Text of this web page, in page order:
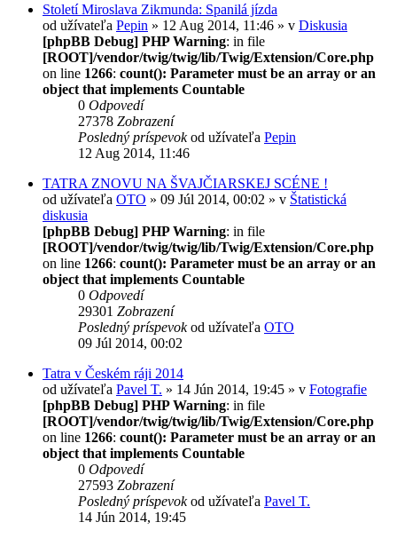
Století Miroslava Zikmunda: Spanilá jízda
od užívateľa Pepin » 12 Aug 2014, 11:46 » v Diskusia
[phpBB Debug] PHP Warning: in file
[ROOT]/vendor/twig/twig/lib/Twig/Extension/Core.php
on line 1266: count(): Parameter must be an array or an
object that implements Countable
0 Odpovedí
27378 Zobrazení
Posledný príspevokod užívateľa Pepin
12 Aug 2014, 11:46
TATRA ZNOVU NA ŠVAJČIARSKEJ SCÉNE !
od užívateľa OTO » 09 Júl 2014, 00:02 » v Štatistická
diskusia
[phpBB Debug] PHP Warning: in file
[ROOT]/vendor/twig/twig/lib/Twig/Extension/Core.php
on line 1266: count(): Parameter must be an array or an
object that implements Countable
0 Odpovedí
29301 Zobrazení
Posledný príspevokod užívateľa OTO
09 Júl 2014, 00:02
Tatra v Českém ráji 2014
od užívateľa Pavel T. » 14 Jún 2014, 19:45 » v Fotografie
[phpBB Debug] PHP Warning: in file
[ROOT]/vendor/twig/twig/lib/Twig/Extension/Core.php
on line 1266: count(): Parameter must be an array or an
object that implements Countable
0 Odpovedí
27593 Zobrazení
Posledný príspevokod užívateľa Pavel T.
14 Jún 2014, 19:45